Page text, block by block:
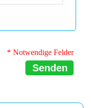
* Notwendige Felder
Senden